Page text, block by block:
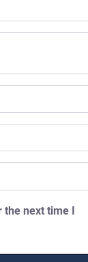
the next time I